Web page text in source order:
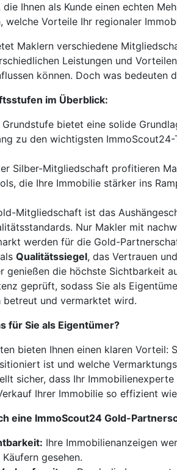
Ihnen als Kunde einen echten
welche Vorteile Ihr regionaler
Maklern verschiedene
Leistungen und
können. Doch was bedeuten
im Überblick:
Grundstufe bietet eine solide
zu den wichtigsten
Silber-Mitgliedschaft profitieren
die Ihre Immobilie stärker ins
Mitgliedschaft ist das
Nur Makler mit
werden für die Gold-
Qualitätssiegel, das Vertrauen
genießen die höchste Sichtbarkeit
geprüft, sodass Sie als
betreut und vermarktet wird.
für Sie als Eigentümer?
bieten Ihnen einen klaren Vorteil:
ist und welche
sicher, dass Ihr
Ihrer Immobilie so effizient
eine ImmoScout24 Gold-
Ihre Immobilienanzeigen
gesehen.